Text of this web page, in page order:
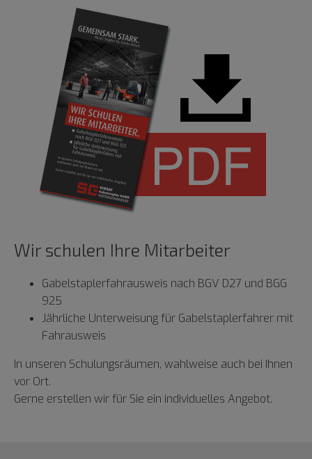
Wir schulen Ihre Mitarbeiter
Gabelstaplerfahrausweis nach BGV D27 und BGG
925
Jährliche Unterweisung für Gabelstaplerfahrer mit
Fahrausweis
In unseren Schulungsräumen, wahlweise auch bei Ihnen
vor Ort.
Gerne erstellen wir für Sie ein individuelles Angebot.